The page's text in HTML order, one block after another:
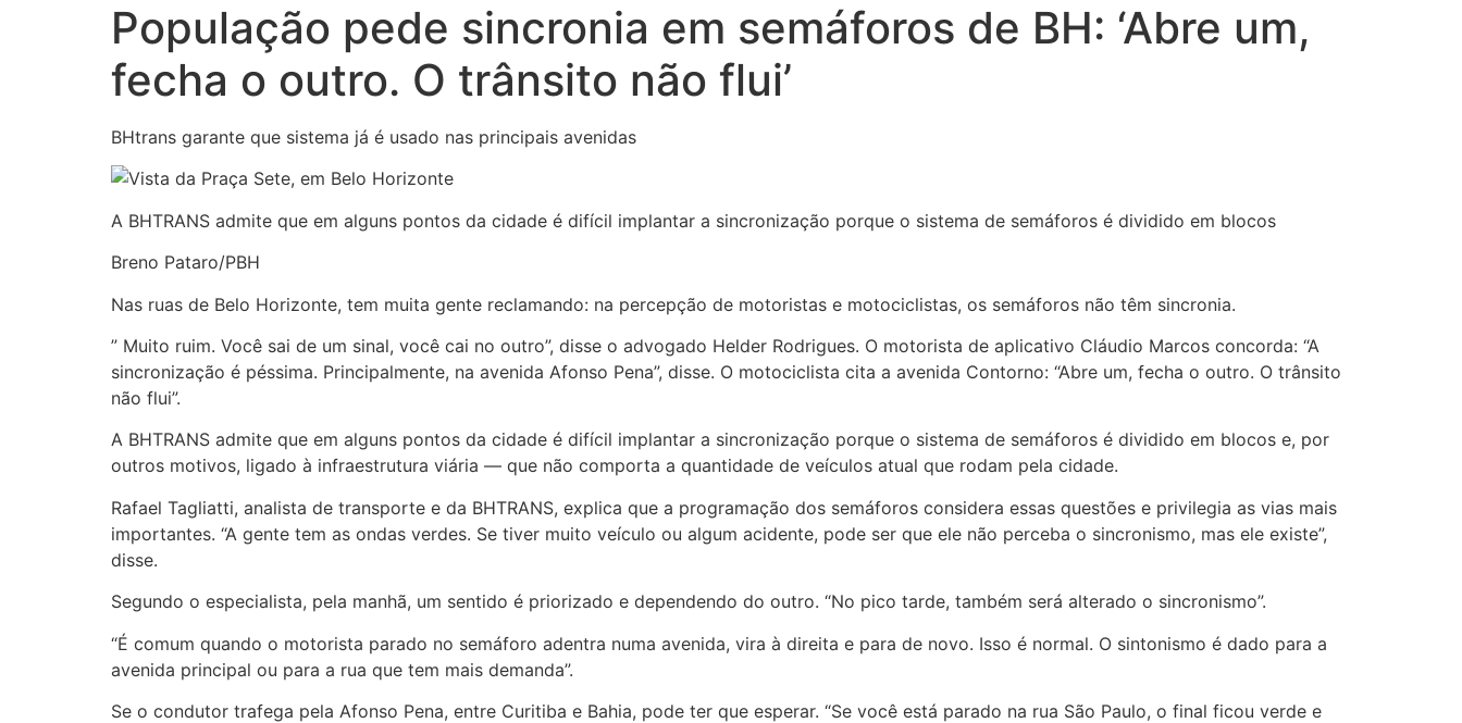
População pede sincronia em semáforos de BH: ‘Abre um,
fecha o outro. O trânsito não flui’
BHtrans garante que sistema já é usado nas principais avenidas
A BHTRANS admite que em alguns pontos da cidade é difícil implantar a sincronização porque o sistema de semáforos é dividido em blocos
Breno Pataro/PBH
Nas ruas de Belo Horizonte, tem muita gente reclamando: na percepção de motoristas e motociclistas, os semáforos não têm sincronia.
” Muito ruim. Você sai de um sinal, você cai no outro”, disse o advogado Helder Rodrigues. O motorista de aplicativo Cláudio Marcos concorda: “A
sincronização é péssima. Principalmente, na avenida Afonso Pena”, disse. O motociclista cita a avenida Contorno: “Abre um, fecha o outro. O trânsito
não flui”.
A BHTRANS admite que em alguns pontos da cidade é difícil implantar a sincronização porque o sistema de semáforos é dividido em blocos e, por
outros motivos, ligado à infraestrutura viária — que não comporta a quantidade de veículos atual que rodam pela cidade.
Rafael Tagliatti, analista de transporte e da BHTRANS, explica que a programação dos semáforos considera essas questões e privilegia as vias mais
importantes. “A gente tem as ondas verdes. Se tiver muito veículo ou algum acidente, pode ser que ele não perceba o sincronismo, mas ele existe”,
disse.
Segundo o especialista, pela manhã, um sentido é priorizado e dependendo do outro. “No pico tarde, também será alterado o sincronismo”.
“É comum quando o motorista parado no semáforo adentra numa avenida, vira à direita e para de novo. Isso é normal. O sintonismo é dado para a
avenida principal ou para a rua que tem mais demanda”.
Se o condutor trafega pela Afonso Pena, entre Curitiba e Bahia, pode ter que esperar. “Se você está parado na rua São Paulo, o final ficou verde e